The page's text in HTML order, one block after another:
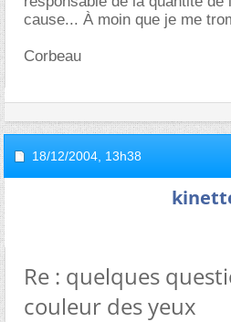
cause... À moin que je me
Corbeau
18/12/2004, 13h38
Re : quelques
couleur des yeux